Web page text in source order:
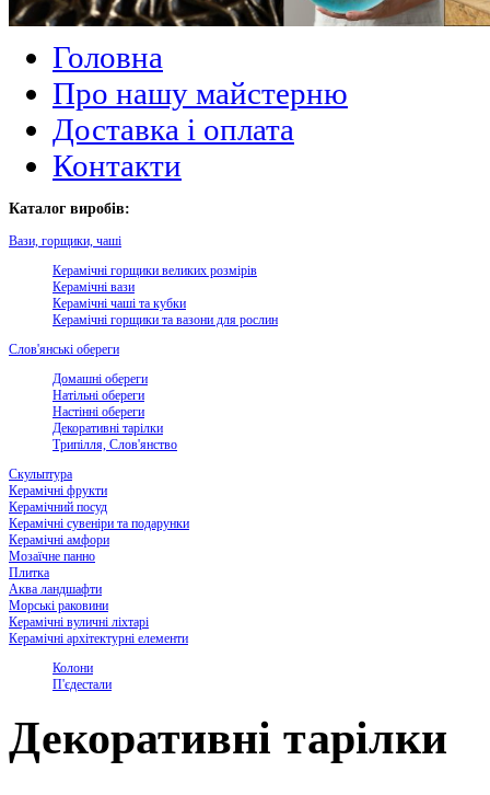
Головна
Про нашу майстерню
Доставка і оплата
Контакти
Каталог виробів:
Вази, горщики, чаші
Керамічні горщики великих розмірів
Керамічні вази
Керамічні чаші та кубки
Керамічні горщики та вазони для рослин
Слов'янські обереги
Домашні обереги
Натільні обереги
Настінні обереги
Декоративні тарілки
Трипілля, Слов'янство
Скульптура
Керамічні фрукти
Керамічний посуд
Керамічні сувеніри та подарунки
Керамічні амфори
Мозаїчне панно
Плитка
Аква ландшафти
Морські раковини
Керамічні вуличні ліхтарі
Керамічні архітектурні елементи
Колони
П'єдестали
Декоративні тарілки